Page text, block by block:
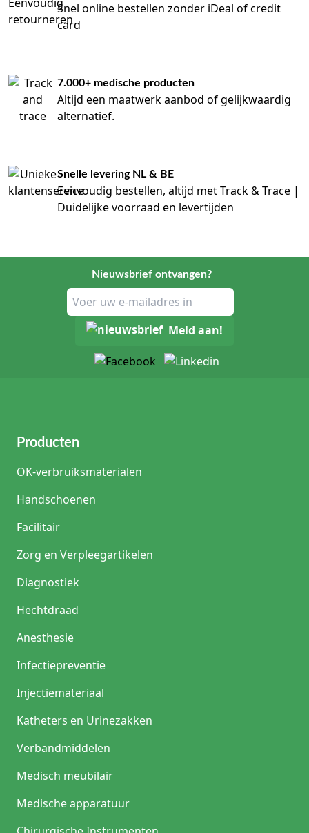
Snel online bestellen zonder iDeal of credit
card
7.000+ medische producten
Altijd een maatwerk aanbod of gelijkwaardig
alternatief.
Snelle levering NL & BE
Eenvoudig bestellen, altijd met Track & Trace |
Duidelijke voorraad en levertijden
Nieuwsbrief ontvangen?
Meld aan!
Producten
OK-verbruiksmaterialen
Handschoenen
Facilitair
Zorg en Verpleegartikelen
Diagnostiek
Hechtdraad
Anesthesie
Infectiepreventie
Injectiemateriaal
Katheters en Urinezakken
Verbandmiddelen
Medisch meubilair
Medische apparatuur